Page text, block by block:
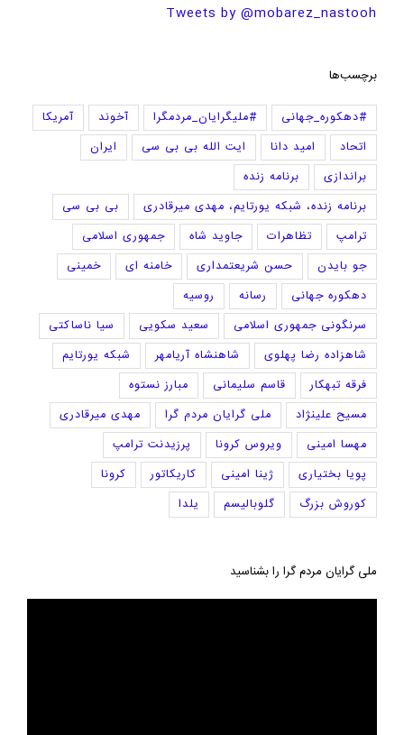
Tweets by @mobarez_nastooh
برچسب‌ها
#دهکوره_جهانی #ملیگرایان_مردمگرا آخوند
آمریکا
اتحاد
امید دانا ایت الله بی بی سی
ایران
براندازی
برنامه زنده
برنامه زنده، شبکه یورتایم، مهدی میرقادری
بی بی سی
ترامپ
تظاهرات جاوید شاه
جمهوری اسلامی
جو بایدن
حسن شریعتمداری خامنه ای
خمینی
دهکوره جهانی
رسانه
روسیه
سرنگونی جمهوری اسلامی
سعید سکویی
سیا ناساکتی
شاهزاده رضا پهلوی
شاهنشاه آریامهر
شبکه یورتایم
فرقه تبهکار
قاسم سلیمانی
مبارز نستوه
مسیح علینژاد
ملی گرایان مردم گرا
مهدی میرقادری
مهسا امینی
ویروس کرونا
پرزیدنت ترامپ
پویا بختیاری
ژینا امینی کاریکاتور
کرونا
کوروش بزرگ
گلوبالیسم یلدا
ملی گرایان مردم گرا را بشناسید